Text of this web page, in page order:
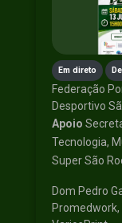
Em direto
Federação
Desportivo
Apoio
Tecnologia,
Super São
Dom Pedro